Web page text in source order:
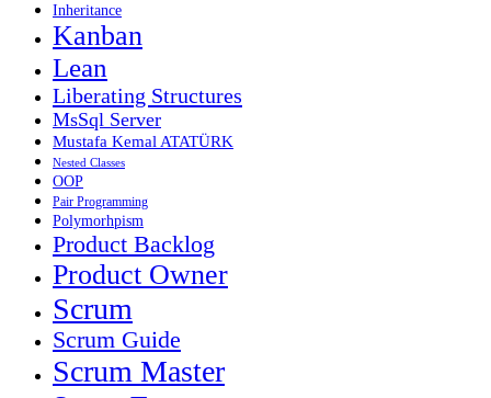
Inheritance
Kanban
Lean
Liberating Structures
MsSql Server
Mustafa Kemal ATATÜRK
Nested Classes
OOP
Pair Programming
Polymorhpism
Product Backlog
Product Owner
Scrum
Scrum Guide
Scrum Master